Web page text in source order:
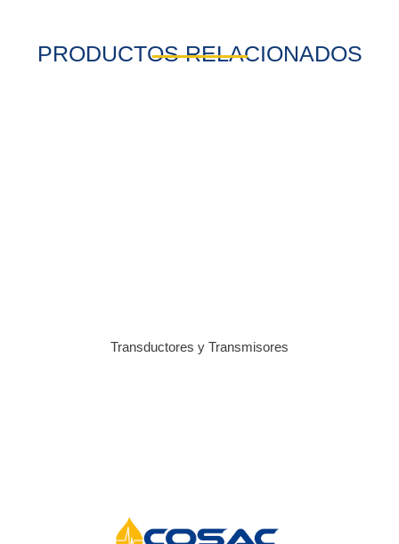
PRODUCTOS RELACIONADOS
Transductores y Transmisores